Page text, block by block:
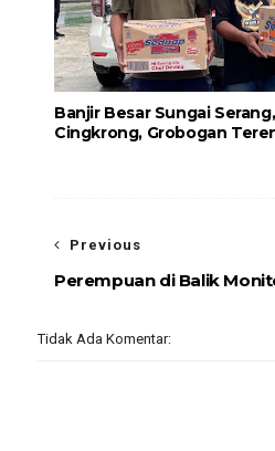
Banjir Besar Sungai
Cingkrong, Grobogan
Previous
Perempuan di Balik
Tidak Ada Komentar: